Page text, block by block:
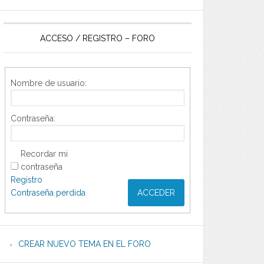
ACCESO / REGISTRO – FORO
Nombre de usuario:
Contraseña:
Recordar mi
contraseña
ACCEDER
Registro
Contraseña perdida
CREAR NUEVO TEMA EN EL FORO